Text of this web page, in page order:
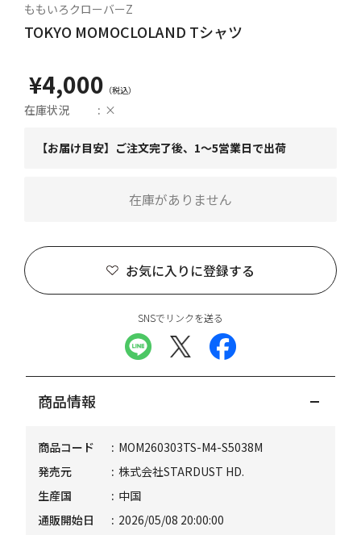
ももいろクローバーZ
TOKYO MOMOCLOLAND Tシャツ
¥4,000
在庫状況 ×
【お届け目安】ご注文完了後、1～5営業日で出荷
お気に入りに登録する
在庫がありません
SNSでリンクを送る
商品情報
商品コード
MOM260303TS-M4-S5038M
発売元
株式会社STARDUST HD.
生産国
中国
通販開始日
2026/05/08 20:00:00